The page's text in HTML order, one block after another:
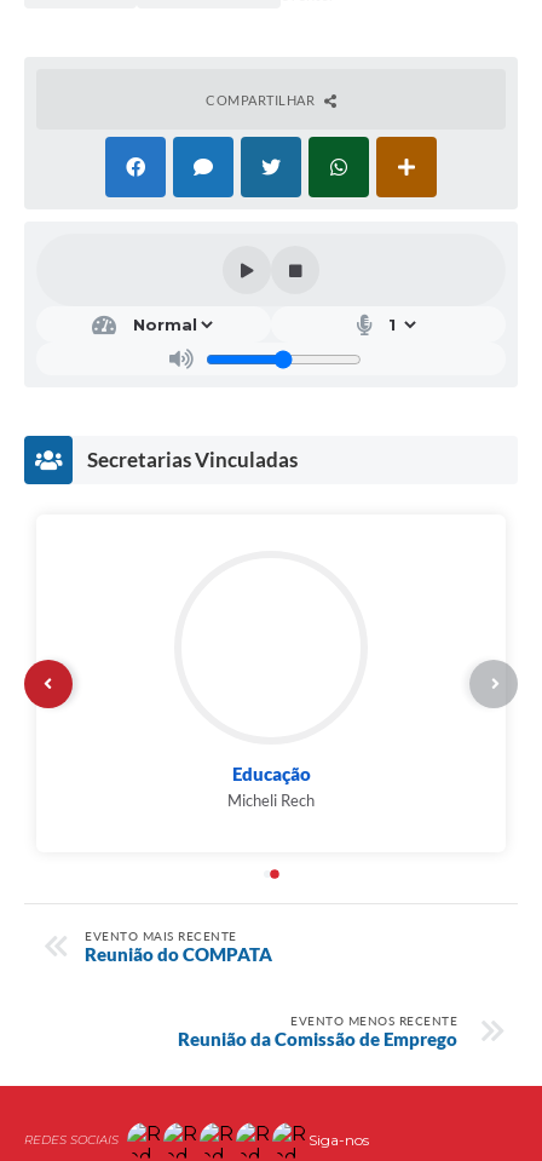
COMPARTILHAR
Secretarias Vinculadas
Educação
Micheli Rech
EVENTO MAIS RECENTE
Reunião do COMPATA
EVENTO MENOS RECENTE
Reunião da Comissão de Emprego
Siga-nos